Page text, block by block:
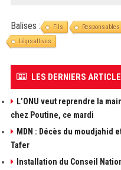
Balises : Fils Responsables
Légisaltives
LES DERNIERS
L’ONU veut reprendre la
chez Poutine, ce mardi
MDN : Décès du moudjahid
Tafer
Installation du Conseil